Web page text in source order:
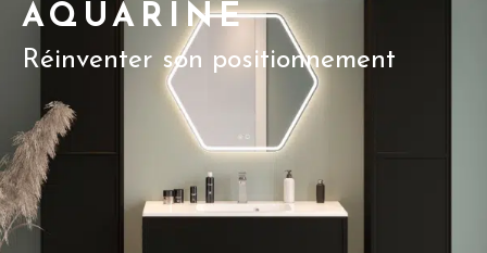
AQUARINE
Réinventer son positionnement